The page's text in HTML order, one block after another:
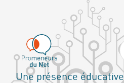
principal
Une présence